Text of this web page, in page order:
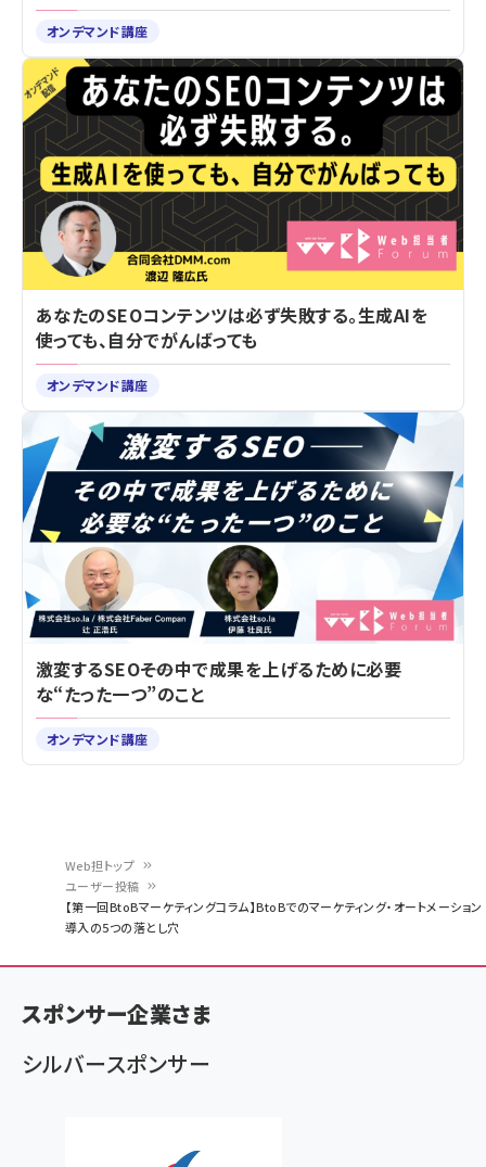
く
ず
Web担トップ
ユーザー投稿
【第一回BtoBマーケティングコラム】BtoBでのマーケティング・オートメーション
導入の5つの落とし穴
オンデマンド講座
あなたのSEOコンテンツは必ず失敗する。生成AIを
使っても、自分でがんばっても
オンデマンド講座
激変するSEO――その中で成果を上げるために必要
な“たった一つ”のこと
オンデマンド講座
スポンサー企業さま
シルバースポンサー